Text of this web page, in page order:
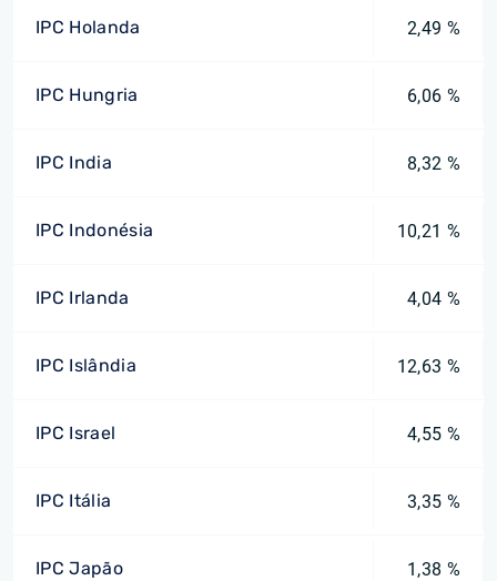
IPC Holanda 2,49 %
IPC Hungria 6,06 %
IPC India 8,32 %
IPC Indonésia 10,21 %
IPC Irlanda 4,04 %
IPC Islândia 12,63 %
IPC Israel 4,55 %
IPC Itália 3,35 %
IPC Japão 1,38 %